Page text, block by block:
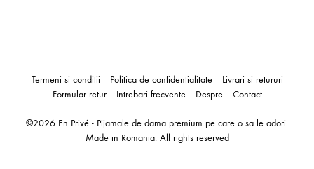
©2026 En Privé - Pijamale de dama premium pe care o sa le adori.
Made in Romania. All rights reserved
Termeni si conditii Politica de confidentialitate
Livrari si retururi
Formular retur
Intrebari frecvente Despre Contact